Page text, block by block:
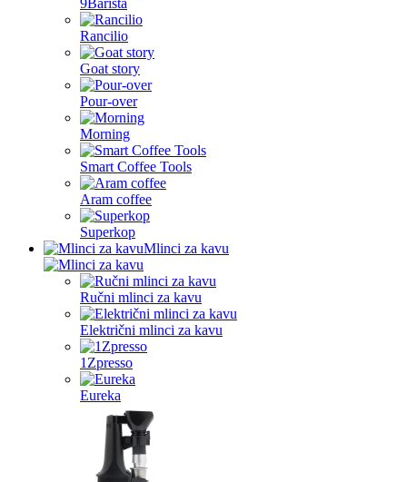
9Barista
Rancilio
Goat story
Pour-over
Morning
Smart Coffee Tools
Aram coffee
Superkop
Mlinci za kavu
Ručni mlinci za kavu
Električni mlinci za kavu
1Zpresso
Eureka